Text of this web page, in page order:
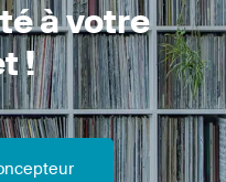
à votre
!